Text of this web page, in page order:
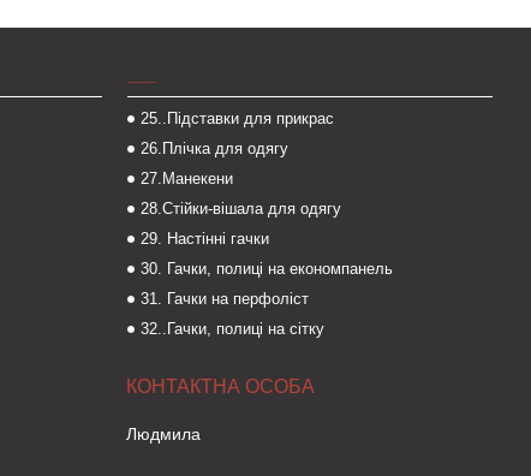
25..Підставки для прикрас
26.Плічка для одягу
27.Манекени
28.Стійки-вішала для одягу
29. Настінні гачки
30. Гачки, полиці на економпанель
31. Гачки на перфоліст
32..Гачки, полиці на сітку
Людмила